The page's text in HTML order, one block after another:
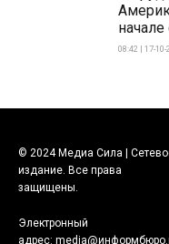
начале
08:42 | 17-10-
© 2024 Медиа Сила |
издание. Все права
защищены.
Электронный
адрес: